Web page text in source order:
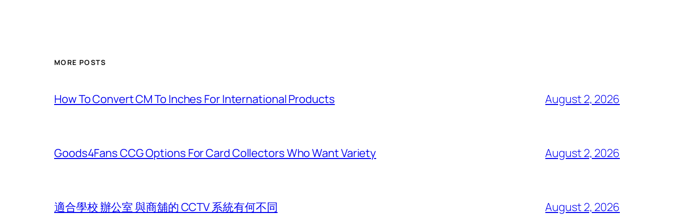
MORE POSTS
How To Convert CM To Inches For International Products August 2, 2026
Goods4Fans CCG Options For Card Collectors Who Want Variety August 2, 2026
適合學校 辦公室 與商舖的 CCTV 系統有何不同 August 2, 2026